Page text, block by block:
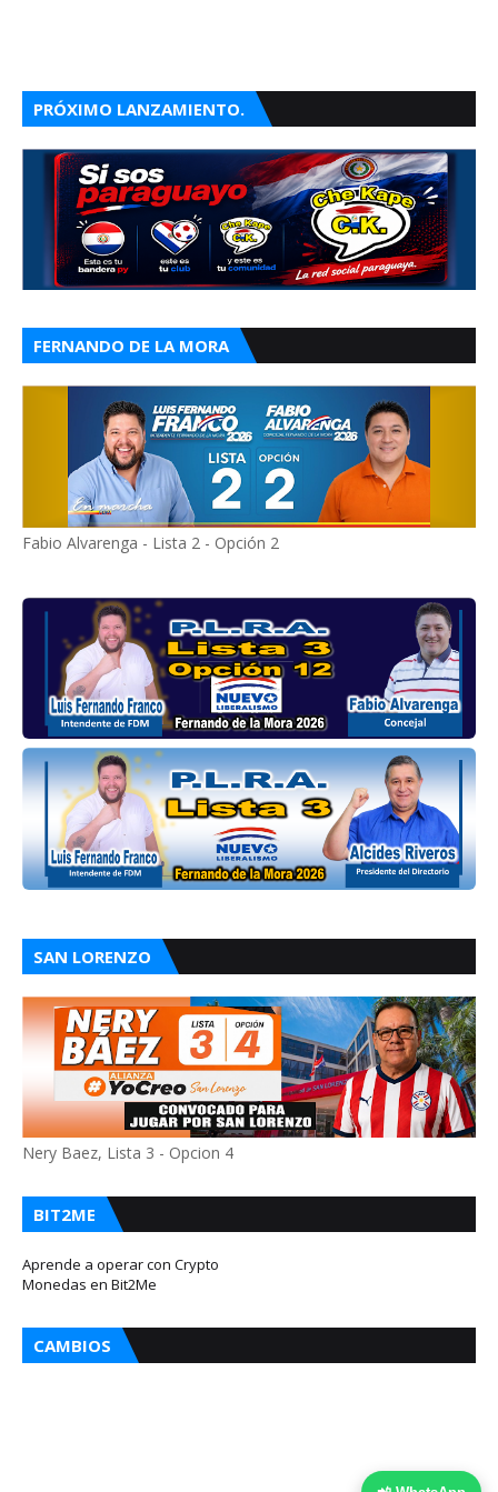
PRÓXIMO LANZAMIENTO.
FERNANDO DE LA MORA
Fabio Alvarenga - Lista 2 - Opción 2
SAN LORENZO
Nery Baez, Lista 3 - Opcion 4
BIT2ME
Aprende a operar con Crypto
Monedas en Bit2Me
CAMBIOS